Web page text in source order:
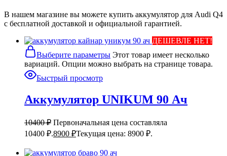
В нашем магазине вы можете купить аккумулятор для Audi Q4
с бесплатной доставкой и официальной гарантией.
ДЕШЕВЛЕ НЕТ!
Выберите параметры Этот товар имеет несколько
вариаций. Опции можно выбрать на странице товара.
Быстрый просмотр
Аккумулятор UNIKUM 90 Ач
10400₽ Первоначальная цена составляла
10400 ₽.8900 ₽Текущая цена: 8900 ₽.